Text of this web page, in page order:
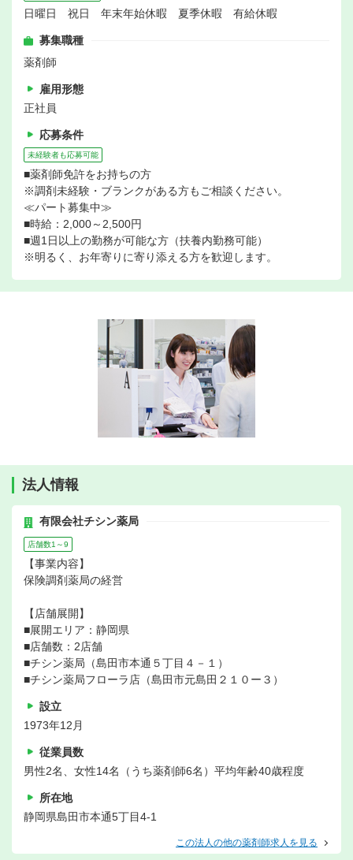
日曜日 祝日 年末年始休暇 夏季休暇 有給休暇
募集職種
薬剤師
雇用形態
正社員
応募条件
未経験者も応募可能
■薬剤師免許をお持ちの方
※調剤未経験・ブランクがある方もご相談ください。
≪パート募集中≫
■時給：2,000～2,500円
■週1日以上の勤務が可能な方（扶養内勤務可能）
※明るく、お年寄りに寄り添える方を歓迎します。
法人情報
有限会社チシン薬局
店舗数1～9
【事業内容】
保険調剤薬局の経営
【店舗展開】
■展開エリア：静岡県
■店舗数：2店舗
■チシン薬局（島田市本通５丁目４－１）
■チシン薬局フローラ店（島田市元島田２１０ー３）
設立
1973年12月
従業員数
男性2名、女性14名（うち薬剤師6名）平均年齢40歳程度
所在地
静岡県島田市本通5丁目4-1
この法人の他の薬剤師求人を見る